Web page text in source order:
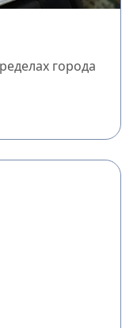
города